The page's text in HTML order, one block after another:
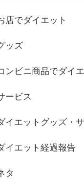
店でダイエット
ッズ
ンビニ商品でダイ
ービス
イエットグッズ・
イエット経過報告
タ